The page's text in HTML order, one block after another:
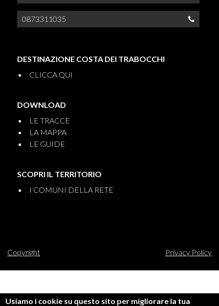
0873311035
DESTINAZIONE COSTA DEI TRABOCCHI
CLICCA QUI
DOWNLOAD
LE TRACCE
LA MAPPA
LE GUIDE
SCOPRI IL TERRITORIO
I COMUNI DELLA RETE
Copyright Privacy Policy
Usiamo i cookie su questo sito per migliorare la tua